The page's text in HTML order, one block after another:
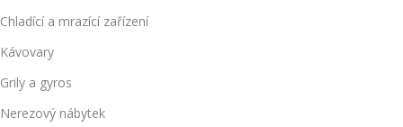
Chladící a mrazící zařízení
Kávovary
Grily a gyros
Nerezový nábytek